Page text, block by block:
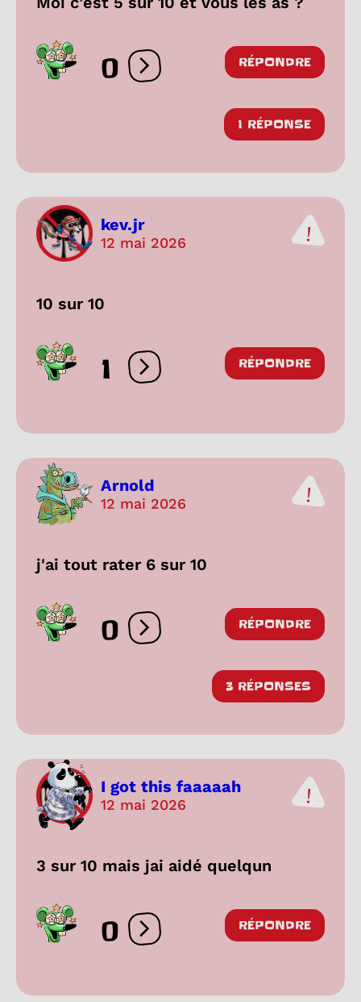
0 Ouvrir les réactions
RÉPONDRE
1 RÉPONSE
kev.jr
12 mai 2026
10 sur 10
1 Ouvrir les réactions
RÉPONDRE
Arnold
12 mai 2026
j'ai tout rater 6 sur 10
0 Ouvrir les réactions
RÉPONDRE
3 RÉPONSES
I got this faaaaah
12 mai 2026
3 sur 10 mais jai aidé quelqun
0 Ouvrir les réactions
RÉPONDRE